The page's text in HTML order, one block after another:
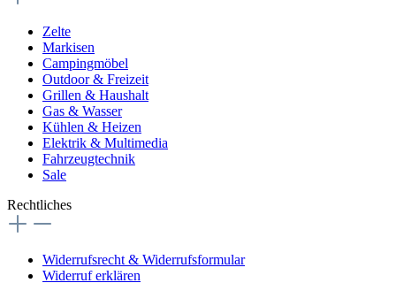
Zelte
Markisen
Campingmöbel
Outdoor & Freizeit
Grillen & Haushalt
Gas & Wasser
Kühlen & Heizen
Elektrik & Multimedia
Fahrzeugtechnik
Sale
Rechtliches
Widerrufsrecht & Widerrufsformular
Widerruf erklären